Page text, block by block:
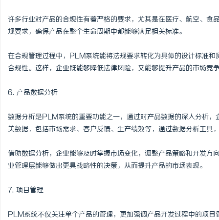
许多行业对产品的合规性有着严格的要求，尤其是在医疗、航空、
规要求，确保产品在整个生命周期中都能够满足相关标准。
在合规管理过程中，PLM系统能将法规要求转化为具体的设计标准
合规性。这样，企业既能够降低法律风险，又能够提升产品的市场竞
6. 产品数据分析
数据分析是PLM系统的重要功能之一，通过对产品数据的深入分析
关数据，包括市场需求、客户反馈、生产绩效等，通过数据分析工具
借助数据分析，企业能够及时掌握市场变化，调整产品策略和开发
业管理层能够做出更具战略性的决策，从而提升产品的市场表现。
7. 项目管理
PLM系统不仅关注单个产品的管理，更加强调产品开发过程中的项